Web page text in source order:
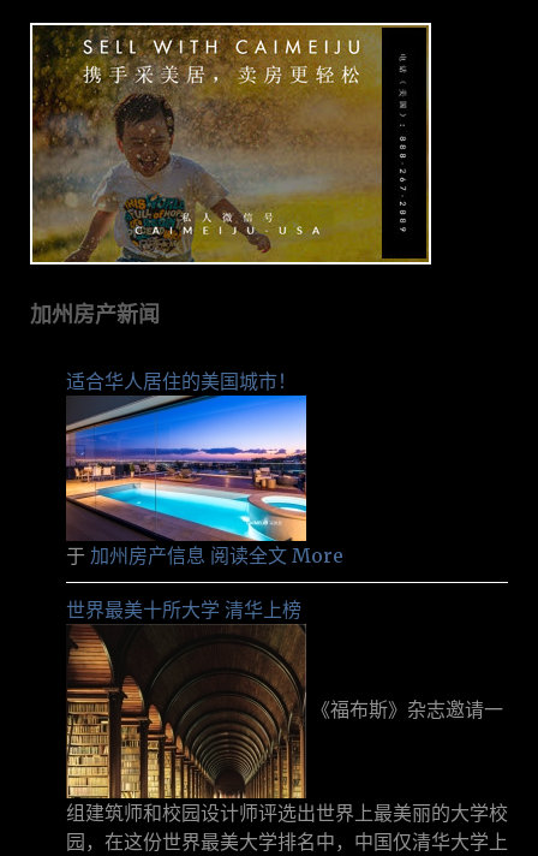
加州房产新闻
适合华人居住的美国城市！
于 加州房产信息 阅读全文 More
世界最美十所大学 清华上榜
《福布斯》杂志邀请一
组建筑师和校园设计师评选出世界上最美丽的大学校
园，在这份世界最美大学排名中，中国仅清华大学上